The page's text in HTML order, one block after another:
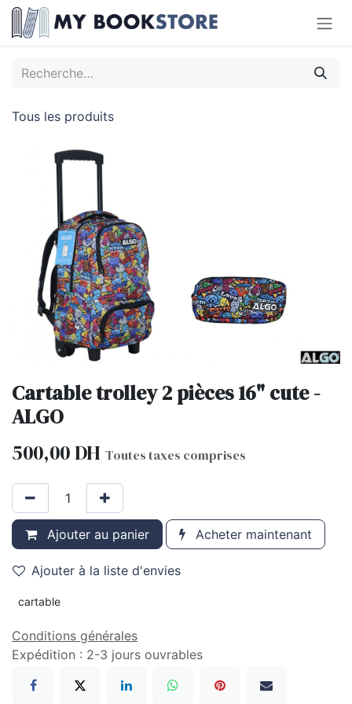
Se rendre au contenu
Tous les produits
Cartable trolley 2 pièces 16" cute -
ALGO
500,00DH Toutes taxes comprises
Ajouter au panier Acheter maintenant
Ajouter à la liste d'envies
cartable
Conditions générales
Expédition : 2-3 jours ouvrables